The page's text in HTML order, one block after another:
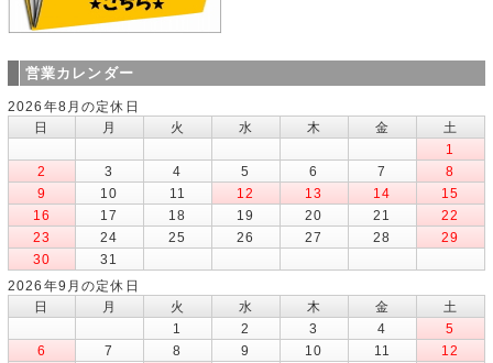
営業カレンダー
2026年8月の定休日
日
月 火 水 木 金
土
1
2
3 4 5 6 7
8
9
10 11 12 13 14
15
16
17 18 19 20 21
22
23
24 25 26 27 28
29
30
31
2026年9月の定休日
日
月 火 水 木 金
土
1
2 3 4
5
6
7 8 9 10 11
12